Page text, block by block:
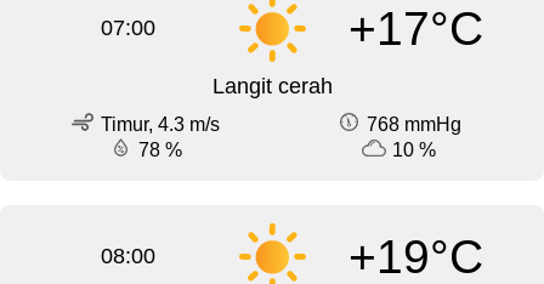
07:00 +17°C
Langit cerah
Timur, 4.3 m/s
768 mmHg
78 %
10 %
08:00 +19°C